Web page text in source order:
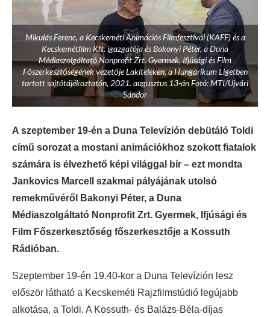
Mikulás Ferenc, a Kecskeméti Animációs Filmfesztivál (KAFF) és a
Kecskemétfilm Kft. igazgatója és Bakonyi Péter, a Duna
Médiaszolgáltató Nonprofit Zrt. Gyermek, Ifjúsági és Film
Főszerkesztőségének vezetője Lakiteleken, a Hungarikum Ligetben
tartott sajtótájékoztatón, 2021. augusztus 13-án Fotó: MTI/Ujvári
Sándor
A szeptember 19-én a Duna Televízión debütáló Toldi
című sorozat a mostani animációkhoz szokott fiatalok
számára is élvezhető képi világgal bír – ezt mondta
Jankovics Marcell szakmai pályájának utolsó
remekművéről Bakonyi Péter, a Duna
Médiaszolgáltató Nonprofit Zrt. Gyermek, Ifjúsági és
Film Főszerkesztőség főszerkesztője a Kossuth
Rádióban.
Szeptember 19-én 19.40-kor a Duna Televízión lesz
először látható a Kecskeméti Rajzfilmstúdió legújabb
alkotása, a Toldi. A Kossuth- és Balázs-Béla-díjas